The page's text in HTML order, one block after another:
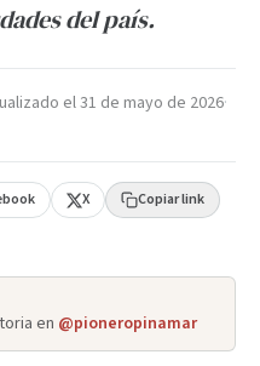
del país.
el31 de mayo de 2026·
X Copiar link
en @pioneropinamar